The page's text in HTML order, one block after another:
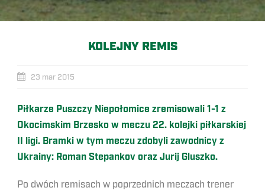
KOLEJNY REMIS
23 mar 2015
Piłkarze Puszczy Niepołomice zremisowali 1-1 z
Okocimskim Brzesko w meczu 22. kolejki piłkarskiej
II ligi. Bramki w tym meczu zdobyli zawodnicy z
Ukrainy: Roman Stepankov oraz Jurij Gluszko.
Po dwóch remisach w poprzednich meczach trener